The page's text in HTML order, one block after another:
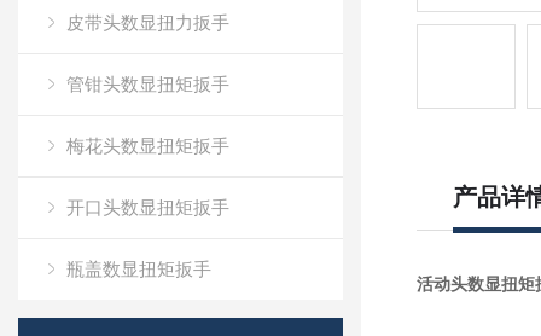
皮带头数显扭力扳手
管钳头数显扭矩扳手
梅花头数显扭矩扳手
开口头数显扭矩扳手
瓶盖数显扭矩扳手
产品详
活动头数显扭矩